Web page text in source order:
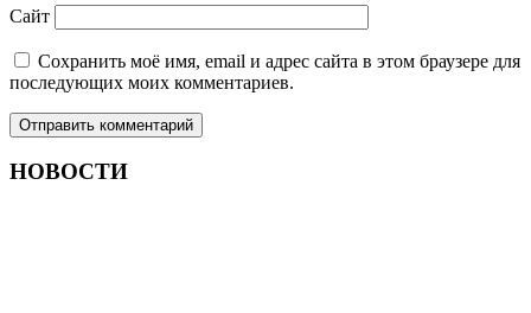
Сайт
Сохранить моё имя, email и адрес сайта в этом браузере для
последующих моих комментариев.
НОВОСТИ